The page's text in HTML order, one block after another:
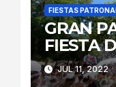
FIESTAS
GRAN
FIESTA
JUL 11, 2022